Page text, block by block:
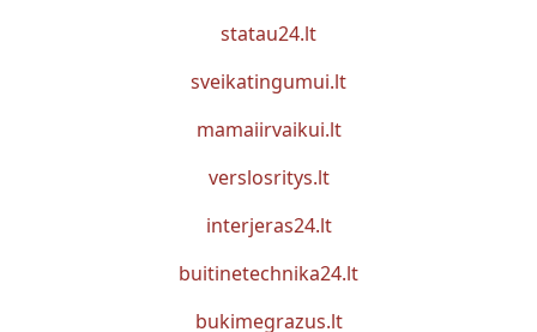
statau24.lt
sveikatingumui.lt
mamaiirvaikui.lt
verslosritys.lt
interjeras24.lt
buitinetechnika24.lt
bukimegrazus.lt